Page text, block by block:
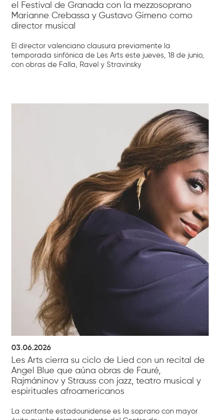
el Festival de Granada con la mezzosoprano
Marianne Crebassa y Gustavo Gimeno como
director musical
El director valenciano clausura previamente la
temporada sinfónica de Les Arts este jueves, 18 de junio,
con obras de Falla, Ravel y Stravinsky
03.06.2026
Les Arts cierra su ciclo de Lied con un recital de
Angel Blue que aúna obras de Fauré,
Rajmáninov y Strauss con jazz, teatro musical y
espirituales afroamericanos
La cantante estadounidense es la soprano con mayor